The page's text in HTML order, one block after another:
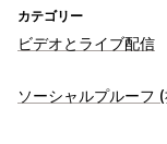
カテゴリー
ビデオとライブ配信
動画管理
ソーシャルプルーフ